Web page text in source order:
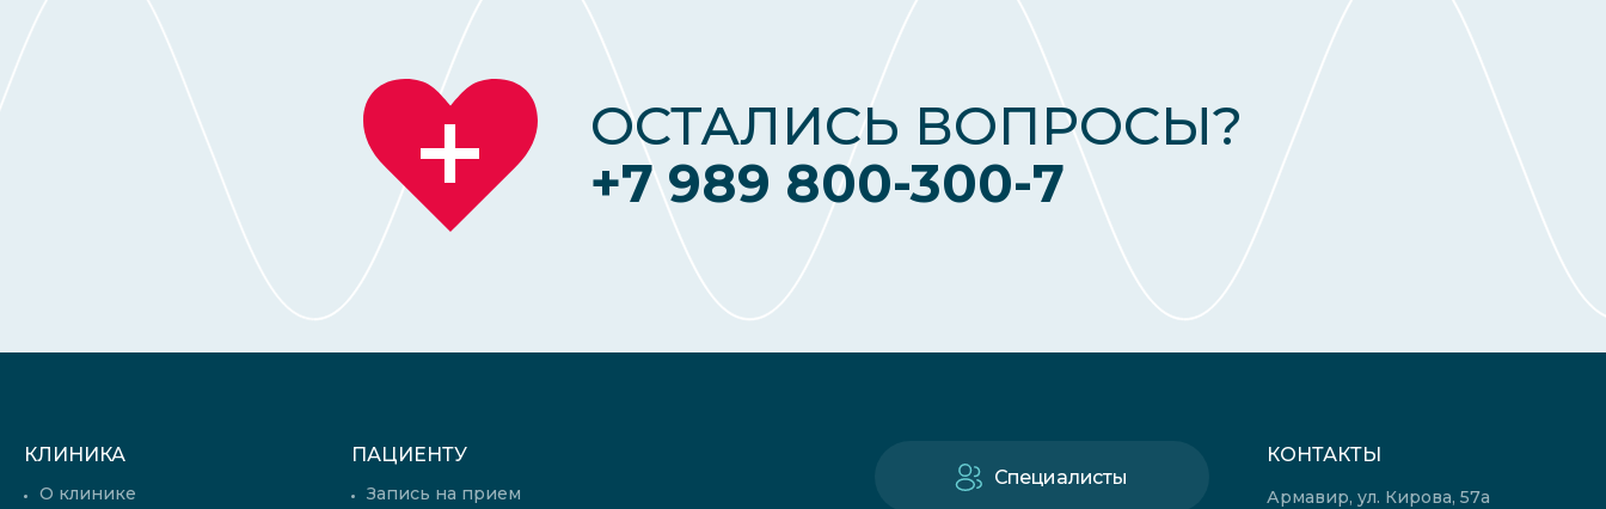
ОСТАЛИСЬ ВОПРОСЫ?
+7 989 800-300-7
КЛИНИКА
О клинике
ПАЦИЕНТУ
Запись на прием
Специалисты
КОНТАКТЫ
Армавир, ул. Кирова, 57а